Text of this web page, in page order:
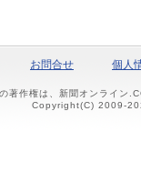
お問合せ 個人
著作権は、新聞オンライン
Copyright(C) 2009-